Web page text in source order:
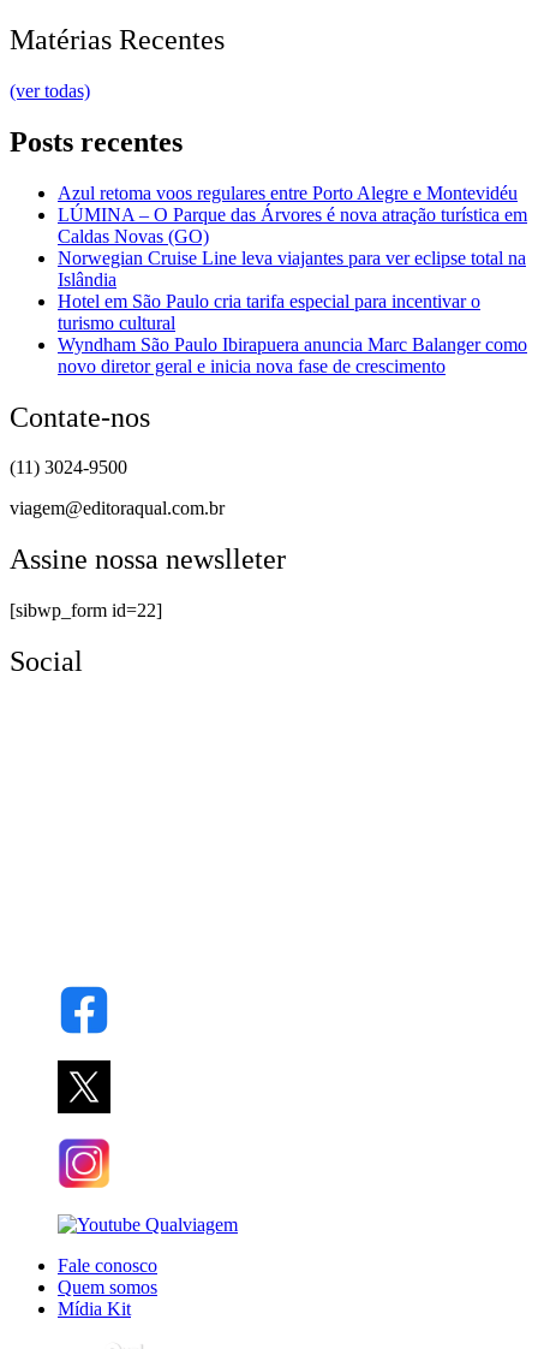
Matérias Recentes
(ver todas)
Posts recentes
Azul retoma voos regulares entre Porto Alegre e Montevidéu
LÚMINA – O Parque das Árvores é nova atração turística em
Caldas Novas (GO)
Norwegian Cruise Line leva viajantes para ver eclipse total na
Islândia
Hotel em São Paulo cria tarifa especial para incentivar o
turismo cultural
Wyndham São Paulo Ibirapuera anuncia Marc Balanger como
novo diretor geral e inicia nova fase de crescimento
Contate-nos
(11) 3024-9500
viagem@editoraqual.com.br
Assine nossa newslleter
[sibwp_form id=22]
Social
Fale conosco
Quem somos
Mídia Kit